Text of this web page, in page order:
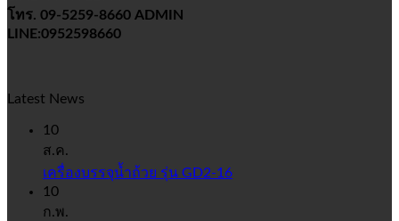
โทร. 09-5259-8660 ADMIN
LINE:0952598660
Latest News
10
ส.ค.
เครื่องบรรจุน้ำถ้วย รุ่น GD2-16
10
ก.พ.